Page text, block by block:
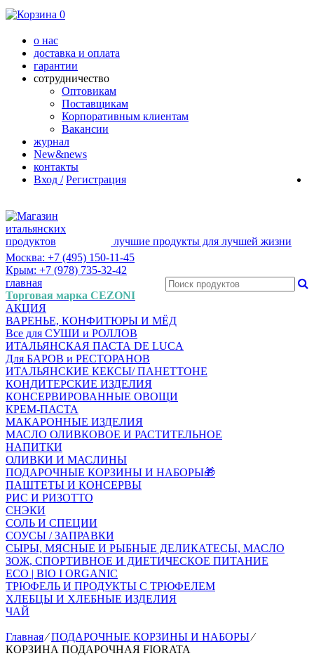
0
о нас
доставка и оплата
гарантии
сотрудничество
Оптовикам
Поставщикам
Корпоративным клиентам
Вакансии
журнал
New&news
контакты
Вход / Регистрация
лучшие продукты для лучшей жизни
Москва: +7 (495) 150-11-45
Крым: +7 (978) 735-32-42
главная
Торговая марка CEZONI
АКЦИЯ
ВАРЕНЬЕ, КОНФИТЮРЫ И МЁД
Все для СУШИ и РОЛЛОВ
ИТАЛЬЯНСКАЯ ПАСТА DE LUCA
Для БАРОВ и РЕСТОРАНОВ
ИТАЛЬЯНСКИЕ КЕКСЫ/ ПАНЕТТОНЕ
КОНДИТЕРСКИЕ ИЗДЕЛИЯ
КОНСЕРВИРОВАННЫЕ ОВОЩИ
КРЕМ-ПАСТА
МАКАРОННЫЕ ИЗДЕЛИЯ
МАСЛО ОЛИВКОВОЕ И РАСТИТЕЛЬНОЕ
НАПИТКИ
ОЛИВКИ И МАСЛИНЫ
ПОДАРОЧНЫЕ КОРЗИНЫ И НАБОРЫ🎁
ПАШТЕТЫ И КОНСЕРВЫ
РИС И РИЗОТТО
СНЭКИ
СОЛЬ И СПЕЦИИ
СОУСЫ / ЗАПРАВКИ
СЫРЫ, МЯСНЫЕ И РЫБНЫЕ ДЕЛИКАТЕСЫ, МАСЛО
ЗОЖ, СПОРТИВНОЕ И ДИЕТИЧЕСКОЕ ПИТАНИЕ
ECO | BIO I ORGANIC
ТРЮФЕЛЬ И ПРОДУКТЫ С ТРЮФЕЛЕМ
ХЛЕБЦЫ И ХЛЕБНЫЕ ИЗДЕЛИЯ
ЧАЙ
Главная⁄ПОДАРОЧНЫЕ КОРЗИНЫ И НАБОРЫ ⁄
КОРЗИНА ПОДАРОЧНАЯ FIORATA